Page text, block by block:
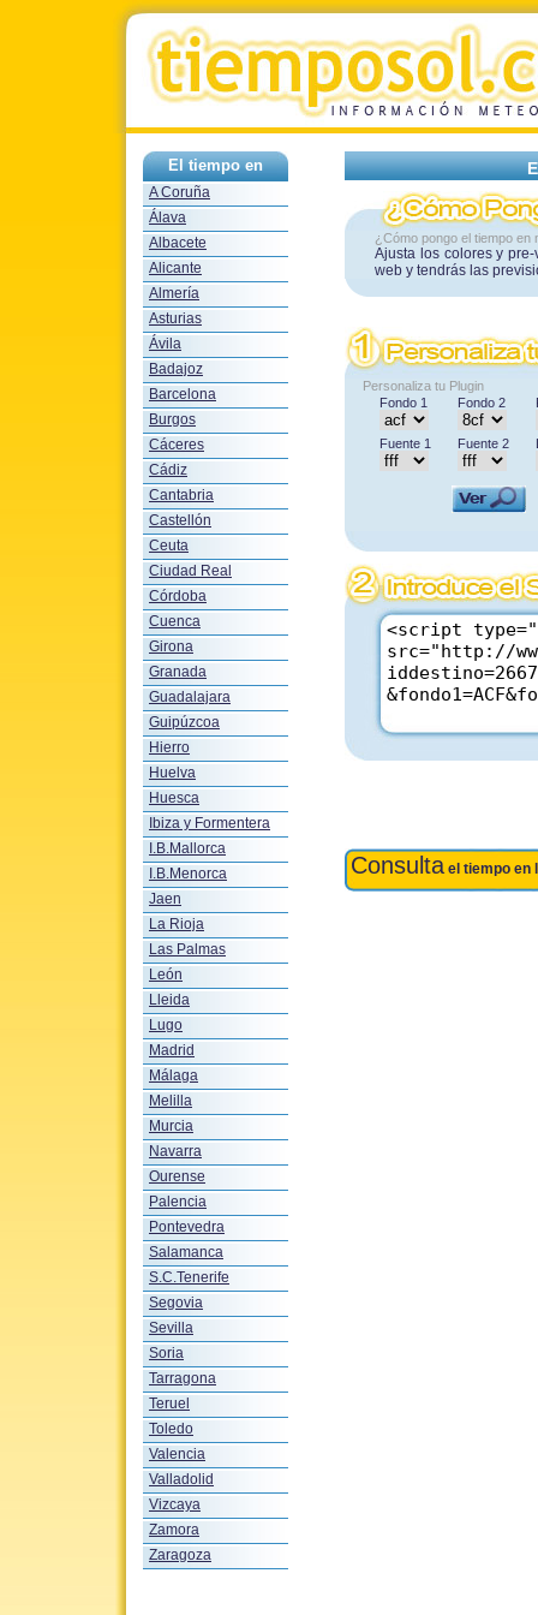
El tiempo en
A Coruña
Álava
Albacete
Alicante
Almería
Asturias
Ávila
Badajoz
Barcelona
Burgos
Cáceres
Cádiz
Cantabria
Castellón
Ceuta
Ciudad Real
Córdoba
Cuenca
Girona
Granada
Guadalajara
Guipúzcoa
Hierro
Huelva
Huesca
Ibiza y Formentera
I.B.Mallorca
I.B.Menorca
Jaen
La Rioja
Las Palmas
León
Lleida
Lugo
Madrid
Málaga
Melilla
Murcia
Navarra
Ourense
Palencia
Pontevedra
Salamanca
S.C.Tenerife
Segovia
Sevilla
Soria
Tarragona
Teruel
Toledo
Valencia
Valladolid
Vizcaya
Zamora
Zaragoza
¿Cómo pongo el tiempo en
Ajusta los colores y
web y tendrás las
Personaliza tu Plugin
Fondo 1
Fondo 2
Fuente 1 Fuente 2
Consulta el tiempo en